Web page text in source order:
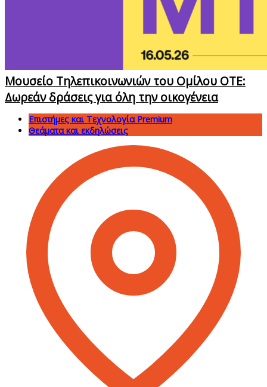
Μουσείο Τηλεπικοινωνιών του Ομίλου ΟΤΕ:
Δωρεάν δράσεις για όλη την οικογένεια
Επιστήμες και Τεχνολογία Premium
Θεάματα και εκδηλώσεις